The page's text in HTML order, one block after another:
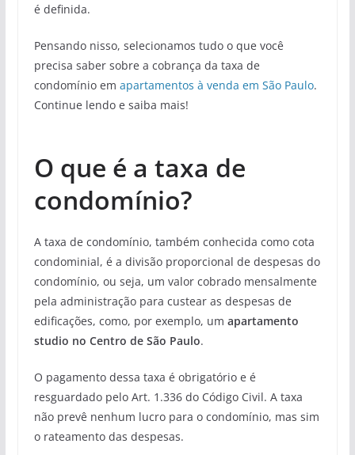
é definida.
Pensando nisso, selecionamos tudo o que você
precisa saber sobre a cobrança da taxa de
condomínio em apartamentos à venda em São Paulo.
Continue lendo e saiba mais!
O que é a taxa de
condomínio?
A taxa de condomínio, também conhecida como cota
condominial, é a divisão proporcional de despesas do
condomínio, ou seja, um valor cobrado mensalmente
pela administração para custear as despesas de
edificações, como, por exemplo, um apartamento
studio no Centro de São Paulo.
O pagamento dessa taxa é obrigatório e é
resguardado pelo Art. 1.336 do Código Civil. A taxa
não prevê nenhum lucro para o condomínio, mas sim
o rateamento das despesas.